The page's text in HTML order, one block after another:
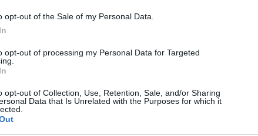
opt-out of the Sale of my Personal Data.
opt-out of processing my Personal Data for Targeted
opt-out of Collection, Use, Retention, Sale, and/or Sharing
Data that Is Unrelated with the Purposes for which it
la comunicazione in moto
riguardo al Cardo PACKTALK NEO SINGLE.
fluido e senza interruzioni, persino a
parlare con un gruppo di fino a 15
o disconnessioni. Nella mia esperienza in